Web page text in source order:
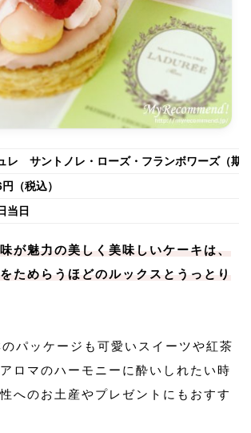
レ サントノレ・ローズ・フランボワーズ（期
（税込）
当日
が魅力の美しく美味しいケーキは、
ためらうほどのルックスとうっとり
パッケージも可愛いスイーツや紅茶
ロマのハーモニーに酔いしれたい時
へのお土産やプレゼントにもおすす